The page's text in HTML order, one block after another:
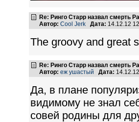
Re: Ринго Старр назвал смерть
Автор: Cool Jerk Дата: 14.12.12
The groovy and great
Re: Ринго Старр назвал смерть
Автор: еж ушастый Дата:
Да, в плане
видимому не знал
совей родины для